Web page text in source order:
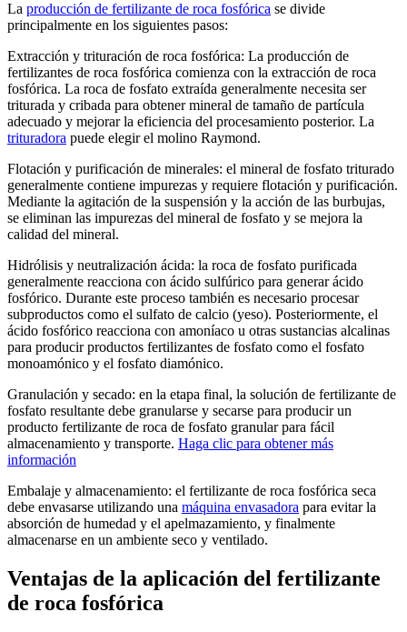
La producción de fertilizante de roca fosfórica se divide
principalmente en los siguientes pasos:
Extracción y trituración de roca fosfórica: La producción de
fertilizantes de roca fosfórica comienza con la extracción de roca
fosfórica. La roca de fosfato extraída generalmente necesita ser
triturada y cribada para obtener mineral de tamaño de partícula
adecuado y mejorar la eficiencia del procesamiento posterior. La
trituradora puede elegir el molino Raymond.
Flotación y purificación de minerales: el mineral de fosfato triturado
generalmente contiene impurezas y requiere flotación y purificación.
Mediante la agitación de la suspensión y la acción de las burbujas,
se eliminan las impurezas del mineral de fosfato y se mejora la
calidad del mineral.
Hidrólisis y neutralización ácida: la roca de fosfato purificada
generalmente reacciona con ácido sulfúrico para generar ácido
fosfórico. Durante este proceso también es necesario procesar
subproductos como el sulfato de calcio (yeso). Posteriormente, el
ácido fosfórico reacciona con amoníaco u otras sustancias alcalinas
para producir productos fertilizantes de fosfato como el fosfato
monoamónico y el fosfato diamónico.
Granulación y secado: en la etapa final, la solución de fertilizante de
fosfato resultante debe granularse y secarse para producir un
producto fertilizante de roca de fosfato granular para fácil
almacenamiento y transporte. Haga clic para obtener más
información
Embalaje y almacenamiento: el fertilizante de roca fosfórica seca
debe envasarse utilizando una máquina envasadora para evitar la
absorción de humedad y el apelmazamiento, y finalmente
almacenarse en un ambiente seco y ventilado.
Ventajas de la aplicación del fertilizante
de roca fosfórica